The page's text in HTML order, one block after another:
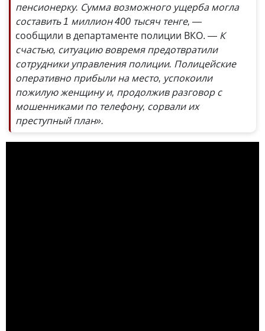
пенсионерку. Сумма возможного ущерба могла
составить 1 миллион 400 тысяч тенге, —
сообщили в департаменте полиции ВКО. — К
счастью, ситуацию вовремя предотвратили
сотрудники управления полиции. Полицейские
оперативно прибыли на место, успокоили
пожилую женщину и, продолжив разговор с
мошенниками по телефону, сорвали их
преступный план».